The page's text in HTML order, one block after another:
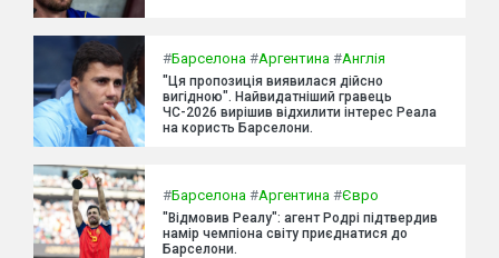
#Барселона #Аргентина #Англія
"Ця пропозиція виявилася дійсно
вигідною". Найвидатніший гравець
ЧС-2026 вирішив відхилити інтерес Реала
на користь Барселони.
#Барселона #Аргентина #Євро
"Відмовив Реалу": агент Родрі підтвердив
намір чемпіона світу приєднатися до
Барселони.